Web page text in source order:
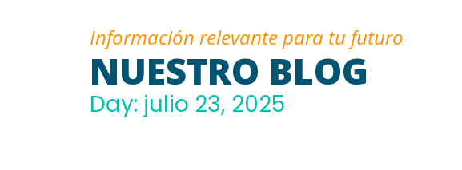
Información relevante para tu futuro
NUESTRO BLOG
Day: julio 23, 2025